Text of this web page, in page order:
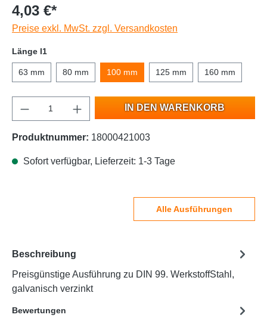
4,03 €*
Preise exkl. MwSt. zzgl. Versandkosten
Länge l1
63 mm 80 mm 100 mm 125 mm 160 mm
IN DEN WARENKORB
Produktnummer: 18000421003
Sofort verfügbar, Lieferzeit: 1-3 Tage
Alle Ausführungen
Beschreibung
Preisgünstige Ausführung zu DIN 99. WerkstoffStahl,
galvanisch verzinkt
Bewertungen